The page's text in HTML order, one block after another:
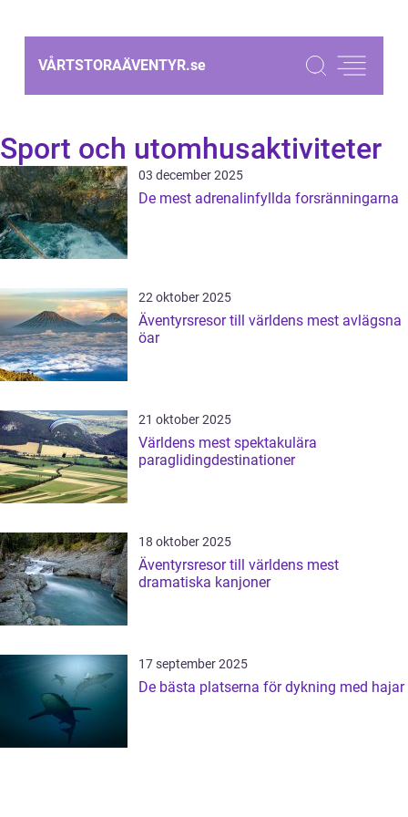
VÅRTSTORAÄVENTYR.se
Sport och utomhusaktiviteter
03 december 2025
De mest adrenalinfyllda forsränningarna
22 oktober 2025
Äventyrsresor till världens mest avlägsna
öar
21 oktober 2025
Världens mest spektakulära
paraglidingdestinationer
18 oktober 2025
Äventyrsresor till världens mest
dramatiska kanjoner
17 september 2025
De bästa platserna för dykning med hajar